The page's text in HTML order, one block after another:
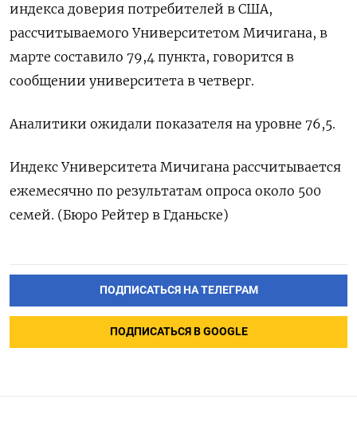
индекса доверия потребителей в США,
рассчитываемого Университетом Мичигана, в
марте составило 79,4 пункта, говорится в
сообщении университета в четверг.
Аналитики ожидали показателя на уровне 76,5.
Индекс Университета Мичигана рассчитывается
ежемесячно по результатам опроса около 500
семей. (Бюро Рейтер в Гданьске)
ПОДПИСАТЬСЯ НА ТЕЛЕГРАМ
ПОДПИСАТЬСЯ В GOOGLE